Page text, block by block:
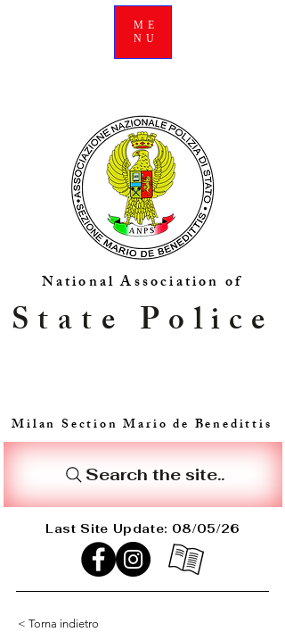
ME
NU
National Association of
Milan Section Mario de Benedittis
Search the site..
State Police
Last Site Update: 08/05/26
< Torna indietro